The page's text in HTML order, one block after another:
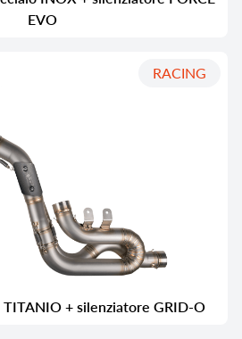
EVO
RACING
+ silenziatore GRID-O